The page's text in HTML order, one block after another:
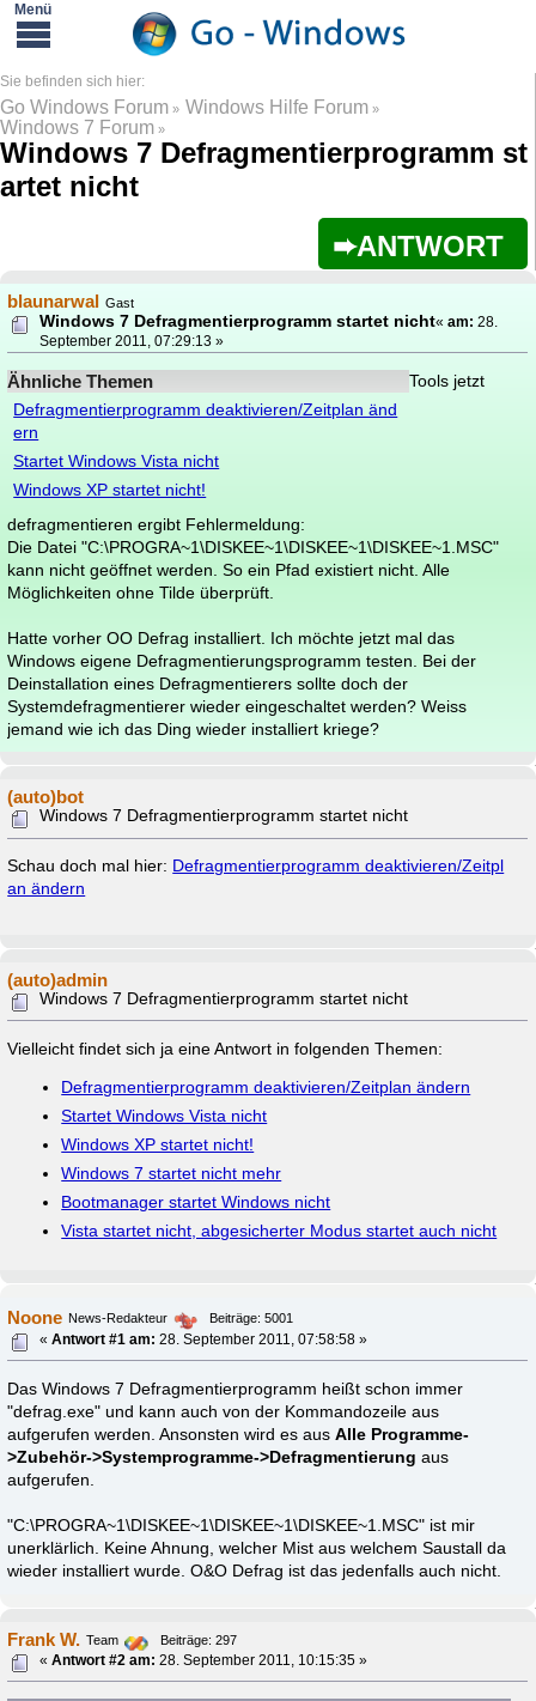
Go Windows Forum » Windows Hilfe Forum »
Windows 7 Forum »
Windows 7 Defragmentierprogramm st
artet nicht
ANTWORT
blaunarwal Gast
Windows 7 Defragmentierprogramm startet nicht«am: 28.
September 2011, 07:29:13 »
Ähnliche Themen
Defragmentierprogramm deaktivieren/Zeitplan änd
ern
Startet Windows Vista nicht
Windows XP startet nicht!
Tools jetzt
defragmentieren ergibt Fehlermeldung:
Die Datei "C:\PROGRA~1\DISKEE~1\DISKEE~1\DISKEE~1.MSC"
kann nicht geöffnet werden. So ein Pfad existiert nicht. Alle
Möglichkeiten ohne Tilde überprüft.
Hatte vorher OO Defrag installiert. Ich möchte jetzt mal das
Windows eigene Defragmentierungsprogramm testen. Bei der
Deinstallation eines Defragmentierers sollte doch der
Systemdefragmentierer wieder eingeschaltet werden? Weiss
jemand wie ich das Ding wieder installiert kriege?
(auto)bot
Windows 7 Defragmentierprogramm startet nicht
Schau doch mal hier: Defragmentierprogramm deaktivieren/Zeitpl
an ändern
(auto)admin
Windows 7 Defragmentierprogramm startet nicht
Vielleicht findet sich ja eine Antwort in folgenden Themen:
Defragmentierprogramm deaktivieren/Zeitplan ändern
Startet Windows Vista nicht
Windows XP startet nicht!
Windows 7 startet nicht mehr
Bootmanager startet Windows nicht
Vista startet nicht, abgesicherter Modus startet auch nicht
Noone News-Redakteur
Beiträge: 5001
«Antwort #1 am: 28. September 2011, 07:58:58 »
Das Windows 7 Defragmentierprogramm heißt schon immer
"defrag.exe" und kann auch von der Kommandozeile aus
aufgerufen werden. Ansonsten wird es ausAlle Programme-
>Zubehör->Systemprogramme->Defragmentierung aus
aufgerufen.
"C:\PROGRA~1\DISKEE~1\DISKEE~1\DISKEE~1.MSC" ist mir
unerklärlich. Keine Ahnung, welcher Mist aus welchem Saustall da
wieder installiert wurde. O&O Defrag ist das jedenfalls auch nicht.
Frank W. Team
Beiträge: 297
«Antwort #2 am: 28. September 2011, 10:15:35 »